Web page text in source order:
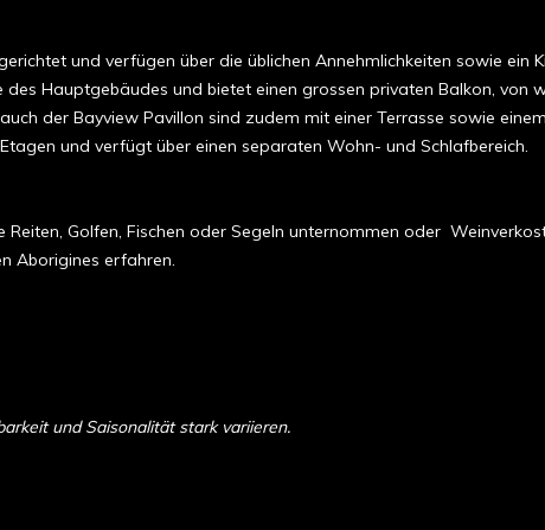
und verfügen über die üblichen Annehmlichkeiten sowie ein
Hauptgebäudes und bietet einen grossen privaten Balkon, von
der Bayview Pavillon sind zudem mit einer Terrasse sowie
und verfügt über einen separaten Wohn- und Schlafbereich.
Golfen, Fischen oder Segeln unternommen oder
Aborigines erfahren.
und Saisonalität stark variieren.